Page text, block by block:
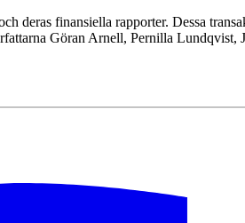
deras finansiella rapporter. Dessa
Göran Arnell, Pernilla